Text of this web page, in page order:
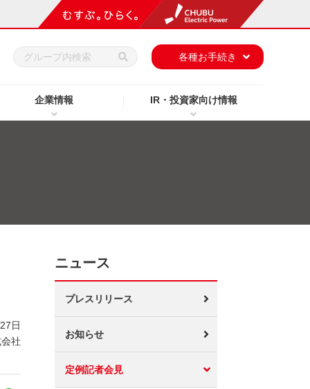
企業情報 IR・投資家向け情報
各種お手続き
日
社
ニュース
プレスリリース
お知らせ
定例記者会見